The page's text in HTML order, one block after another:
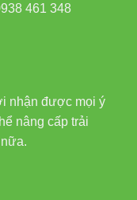
nhận được mọi ý
nâng cấp trải
461 348